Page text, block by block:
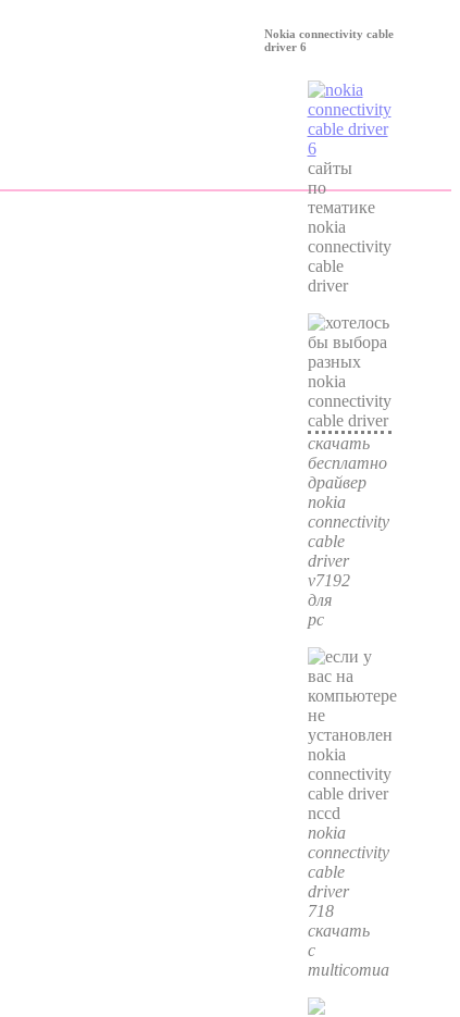
Nokia connectivity cable
driver 6
сайты
по
тематике
nokia
connectivity
cable
driver
скачать
бесплатно
драйвер
nokia
connectivity
cable
driver
v7192
для
pc
nokia
connectivity
cable
driver
718
скачать
с
multicomua